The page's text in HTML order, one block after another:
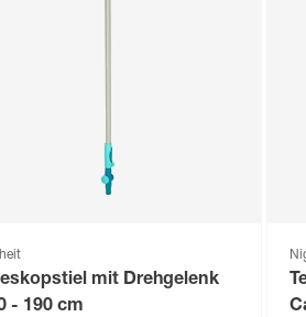
mit Drehgelenk
- 190 cm